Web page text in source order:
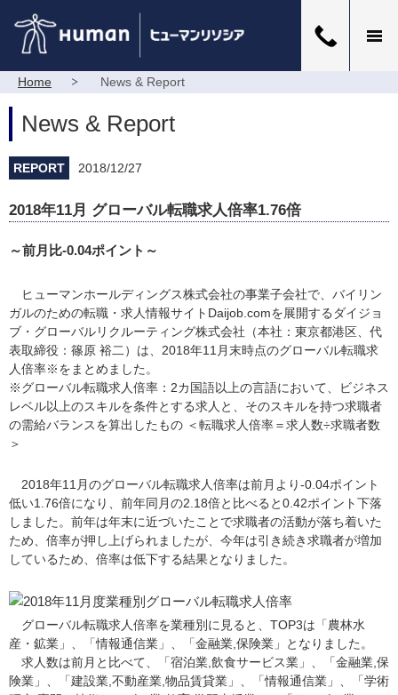
Home News & Report
News & Report
REPORT 2018/12/27
2018年11月 グローバル転職求人倍率1.76倍
～前月比-0.04ポイント～
ヒューマンホールディングス株式会社の事業子会社で、バイリン
ガルのための転職・求人情報サイトDaijob.comを展開するダイジョ
ブ・グローバルリクルーティング株式会社（本社：東京都港区、代
表取締役：篠原 裕二）は、2018年11月末時点のグローバル転職求
人倍率※をまとめました。
※グローバル転職求人倍率：2カ国語以上の言語において、ビジネス
レベル以上のスキルを条件とする求人と、そのスキルを持つ求職者
の需給バランスを算出したもの ＜転職求人倍率＝求人数÷求職者数
＞
2018年11月のグローバル転職求人倍率は前月より-0.04ポイント
低い1.76倍になり、前年同月の2.18倍と比べると0.42ポイント下落
しました。前年は年末に近づいたことで求職者の活動が落ち着いた
ため、倍率が押し上げられましたが、今年は引き続き求職者が増加
しているため、倍率は低下する結果となりました。
グローバル転職求人倍率を業種別に見ると、TOP3は「農林水
産・鉱業」、「情報通信業」、「金融業,保険業」となりました。
求人数は前月と比べて、「宿泊業,飲食サービス業」、「金融業,保
険業」、「建設業,不動産業,物品賃貸業」、「情報通信業」、「学術